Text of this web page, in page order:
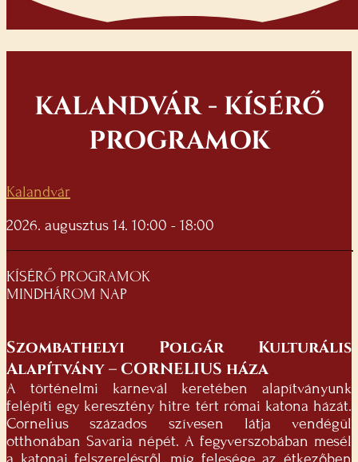
KALANDVÁR - KÍSÉRŐ
PROGRAMOK
Kalandvár
2026. augusztus 14. 10:00 - 18:00
KÍSÉRŐ PROGRAMOK
MINDHÁROM NAP
Szombathelyi Polgár Kulturális
Alapítvány – CORNELIUS háza
A történelmi karnevál keretében alapítványunk
felépíti egy keresztény hitre tért római katona házát.
Cornelius százados szívesen látja vendégül
otthonában Savaria népét. A fegyverszobában mesél